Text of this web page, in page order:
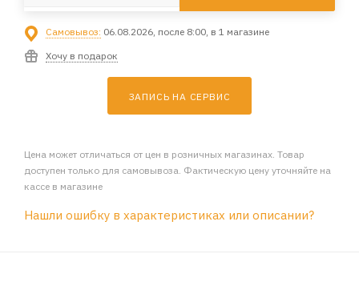
Самовывоз: 06.08.2026, после 8:00, в 1 магазине
Хочу в подарок
ЗАПИСЬ НА СЕРВИС
Цена может отличаться от цен в розничных магазинах. Товар
доступен только для самовывоза. Фактическую цену уточняйте на
кассе в магазине
Нашли ошибку в характеристиках или описании?